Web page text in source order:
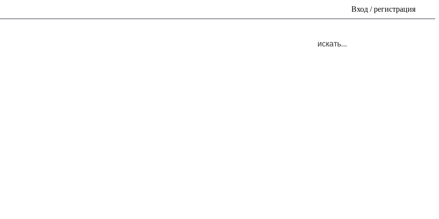
Вход / регистрация